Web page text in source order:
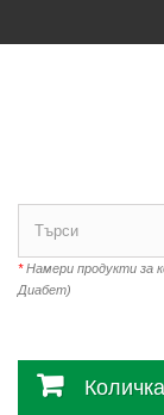
*Намери продукти за
Диабет)
Количка